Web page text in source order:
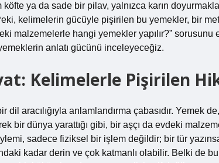
köfte ya da sade bir pilav, yalnızca karın
kelimelerin gücüyle pişirilen bu yemekler, bir
malzemelerle hangi yemekler yapılır?”
anlatı gücünü inceleyeceğiz.
Kelimelerle Pişirilen
dil aracılığıyla anlamlandırma çabasıdır. Yemek
bir dünya yarattığı gibi, bir aşçı da evdeki
sadece fiziksel bir işlem değildir; bir tür
kadar derin ve çok katmanlı olabilir. Belki de